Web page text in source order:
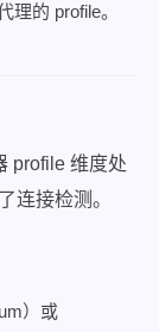
的 profile。
profile 维度处
连接检测。
）或